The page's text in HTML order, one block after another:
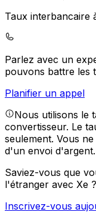
Taux interbancaire
Parlez avec un
pouvons battre les
Planifier un appel
Nous utilisons le
convertisseur. Le
seulement. Vous
d'un envoi d'argent.
Saviez-vous que
l'étranger avec Xe ?
Inscrivez-vous